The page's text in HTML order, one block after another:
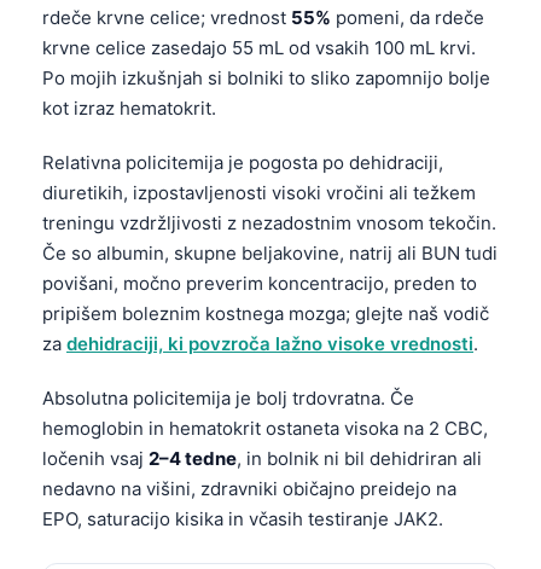
rdeče krvne celice; vrednost 55% pomeni, da rdeče
krvne celice zasedajo 55 mL od vsakih 100 mL krvi.
Po mojih izkušnjah si bolniki to sliko zapomnijo bolje
kot izraz hematokrit.
Relativna policitemija je pogosta po dehidraciji,
diuretikih, izpostavljenosti visoki vročini ali težkem
treningu vzdržljivosti z nezadostnim vnosom tekočin.
Če so albumin, skupne beljakovine, natrij ali BUN tudi
povišani, močno preverim koncentracijo, preden to
pripišem boleznim kostnega mozga; glejte naš vodič
za dehidraciji, ki povzroča lažno visoke vrednosti.
Absolutna policitemija je bolj trdovratna. Če
hemoglobin in hematokrit ostaneta visoka na 2 CBC,
ločenih vsaj 2–4 tedne, in bolnik ni bil dehidriran ali
nedavno na višini, zdravniki običajno preidejo na
EPO, saturacijo kisika in včasih testiranje JAK2.